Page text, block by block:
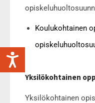
Koulukohtainen
Yksilökohtainen
Yksilökohtainen